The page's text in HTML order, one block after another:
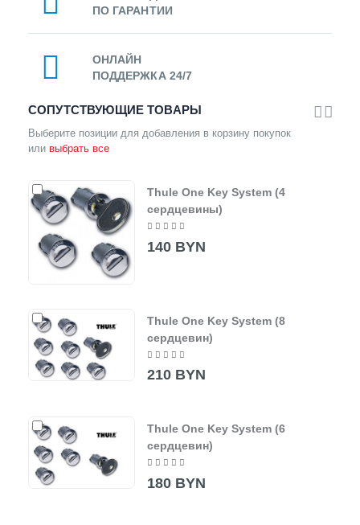
ПО ГАРАНТИИ
ОНЛАЙН
ПОДДЕРЖКА 24/7
СОПУТСТВУЮЩИЕ ТОВАРЫ
Выберите позиции для добавления в корзину покупок
или выбрать все
Thule One Key System (4
сердцевины)
140 BYN
Thule One Key System (8
сердцевин)
210 BYN
Thule One Key System (6
сердцевин)
180 BYN